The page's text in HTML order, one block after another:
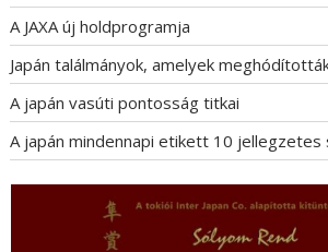
A JAXA új holdprogramja
Japán találmányok, amelyek
A japán vasúti pontosság titkai
A japán mindennapi etikett 10 jellegzetes